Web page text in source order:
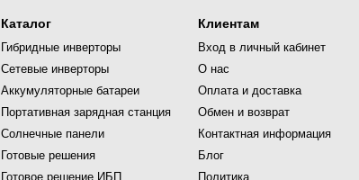
Каталог
Гибридные инверторы
Сетевые инверторы
Аккумуляторные батареи
Портативная зарядная станция
Солнечные панели
Готовые решения
Готовое решение ИБП
Клиентам
Вход в личный кабинет
О нас
Оплата и доставка
Обмен и возврат
Контактная информация
Блог
Политика